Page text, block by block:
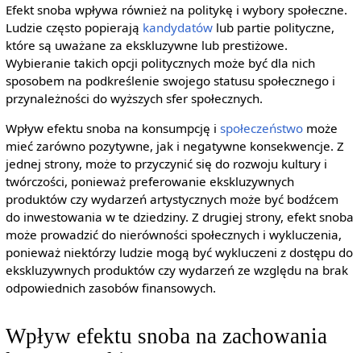
Efekt snoba wpływa również na politykę i wybory społeczne.
Ludzie często popierają kandydatówlub partie polityczne,
które są uważane za ekskluzywne lub prestiżowe.
Wybieranie takich opcji politycznych może być dla nich
sposobem na podkreślenie swojego statusu społecznego i
przynależności do wyższych sfer społecznych.
Wpływ efektu snoba na konsumpcję i społeczeństwomoże
mieć zarówno pozytywne, jak i negatywne konsekwencje. Z
jednej strony, może to przyczynić się do rozwoju kultury i
twórczości, ponieważ preferowanie ekskluzywnych
produktów czy wydarzeń artystycznych może być bodźcem
do inwestowania w te dziedziny. Z drugiej strony, efekt snoba
może prowadzić do nierówności społecznych i wykluczenia,
ponieważ niektórzy ludzie mogą być wykluczeni z dostępu do
ekskluzywnych produktów czy wydarzeń ze względu na brak
odpowiednich zasobów finansowych.
Wpływ efektu snoba na zachowania